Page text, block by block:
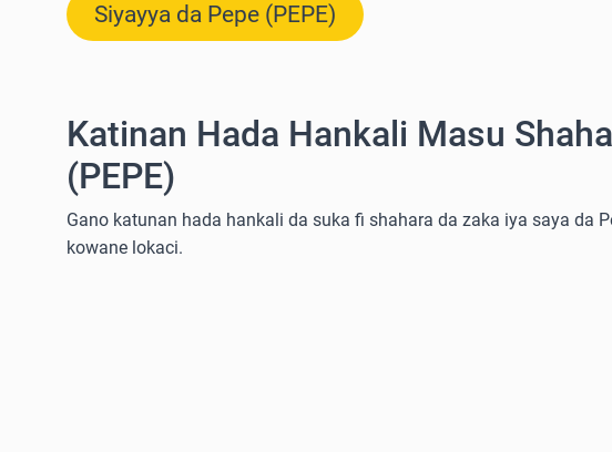
Siyayya da Pepe (PEPE)
Katinan Hada Hankali Masu
(PEPE)
Gano katunan hada hankali da suka fi shahara da zaka iya saya da
kowane lokaci.